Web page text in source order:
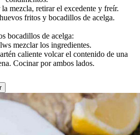
mezcla, retirar el excedente y freír.
fritos y bocadillos de acelga.
bocadillos de acelga:
mezclar los ingredientes.
caliente volcar el contenido de una
Cocinar por ambos lados.